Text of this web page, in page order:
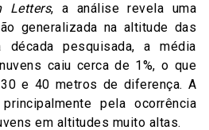
Letters, a análise revela uma
generalizada na altitude das
pesquisada, a média
caiu cerca de 1%, o que
e 40 metros de diferença. A
pela ocorrência
em altitudes muito altas.